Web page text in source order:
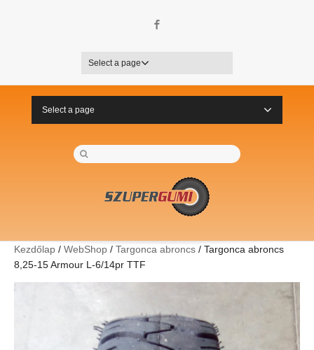
Select a page
Select a page
Kezdőlap / WebShop / Targonca abroncs / Targonca abroncs
8,25-15 Armour L-6/14pr TTF